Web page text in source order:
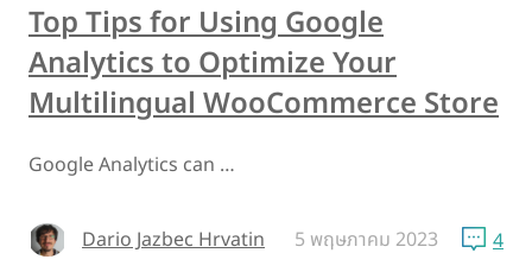
Top Tips for Using Google
Analytics to Optimize Your
Multilingual WooCommerce Store
Google Analytics can …
Dario Jazbec Hrvatin 5 พฤษภาคม 2023 4